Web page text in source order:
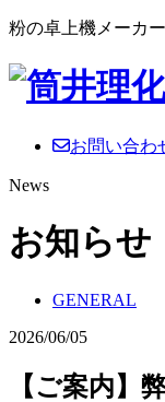
粉の卓上機メーカー
お問い合わ
News
お知らせ
GENERAL
2026/06/05
【ご案内】